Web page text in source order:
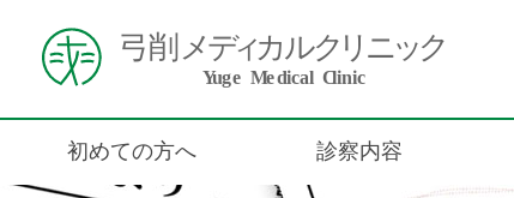
初めての方へ 診察内容